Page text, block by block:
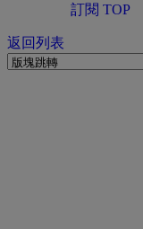
訂閱 TOP
返回列表